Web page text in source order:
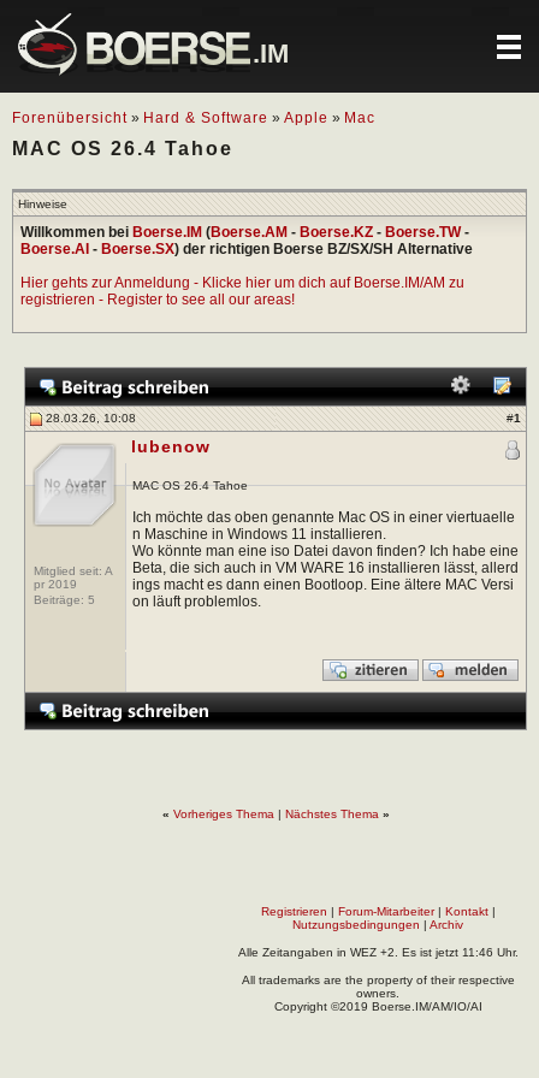
.IM
Forenübersicht » Hard & Software » Apple » Mac
MAC OS 26.4 Tahoe
Hinweise
Willkommen bei Boerse.IM (Boerse.AM - Boerse.KZ - Boerse.TW-
Boerse.AI - Boerse.SX) der richtigen Boerse BZ/SX/SH Alternative
Hier gehts zur Anmeldung - Klicke hier um dich auf Boerse.IM/AM zu
registrieren - Register to see all our areas!
28.03.26, 10:08 #1
Mitglied seit: A
pr 2019
Beiträge: 5
lubenow
MAC OS 26.4 Tahoe
Ich möchte das oben genannte Mac OS in einer viertuaelle
n Maschine in Windows 11 installieren.
Wo könnte man eine iso Datei davon finden? Ich habe eine
Beta, die sich auch in VM WARE 16 installieren lässt, allerd
ings macht es dann einen Bootloop. Eine ältere MAC Versi
on läuft problemlos.
« Vorheriges Thema | Nächstes Thema »
Registrieren | Forum-Mitarbeiter| Kontakt|
Nutzungsbedingungen | Archiv
Alle Zeitangaben in WEZ +2. Es ist jetzt 11:46 Uhr.
All trademarks are the property of their respective
owners.
Copyright ©2019 Boerse.IM/AM/IO/AI